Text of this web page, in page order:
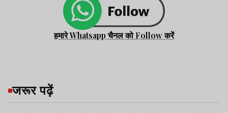
हमारे Whatsapp चैनल को Follow करें
जरूर पढ़ें